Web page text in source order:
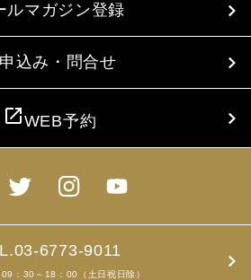
集・利用について
情報を収集、利用するにあたり、以
ますことを予めご承知おき願いま
をパンフレット、お申込書に明示
限り、収集目的以外に使用いたし
場合、親権者の同意を得ます。
行の手配及び旅程の管理のために、
企業とお客様情報を共有する場合が
理・保管いたします。
ルマガジン登録
込み・問合せ
open_in_newWEB予約
6773-9011
：30～18：00（土日祝日除）